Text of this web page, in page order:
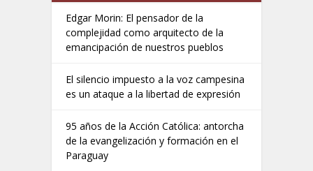
Edgar Morin: El pensador de la
complejidad como arquitecto de la
emancipación de nuestros pueblos
El silencio impuesto a la voz campesina
es un ataque a la libertad de expresión
95 años de la Acción Católica: antorcha
de la evangelización y formación en el
Paraguay